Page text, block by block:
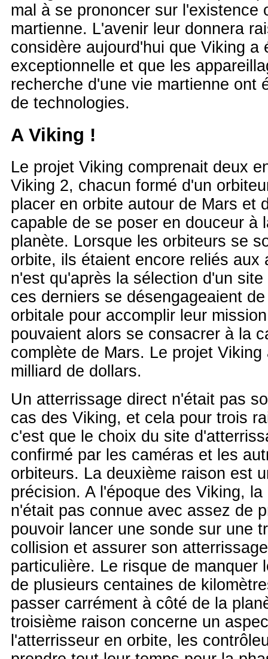
mal à se prononcer sur l'existence
martienne. L'avenir leur donnera
considère aujourd'hui que Viking a
exceptionnelle et que les
recherche d'une vie martienne ont
de technologies.
AViking !
Le projet Viking comprenait deux
Viking 2, chacun formé d'un
placer en orbite autour de Mars et
capable de se poser en douceur à
planète. Lorsque les orbiteurs se
orbite, ils étaient encore reliés aux
n'est qu'après la sélection d'un
ces derniers se désengageaient
orbitale pour accomplir leur
pouvaient alors se consacrer à la
complète de Mars. Le projet
milliard de dollars.
Un atterrissage direct n'était pas
cas des Viking, et cela pour trois
c'est que le choix du site
confirmé par les caméras et les
orbiteurs. La deuxième raison est
précision. A l'époque des Viking,
n'était pas connue avec assez de
pouvoir lancer une sonde sur une
collision et assurer son
particulière. Le risque de manquer
de plusieurs centaines de
passer carrément à côté de la
troisième raison concerne un
l'atterrisseur en orbite, les